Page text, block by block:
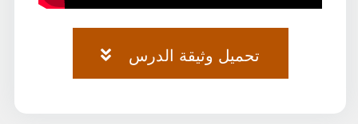
تحميل وثيقة الدرس